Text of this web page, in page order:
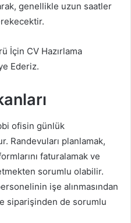
genellikle uzun saatler
İçin CV Hazırlama
Ederiz.
ofisin günlük
Randevuları planlamak,
faturalamak ve
sorumlu olabilir.
işe alınmasından
siparişinden de sorumlu